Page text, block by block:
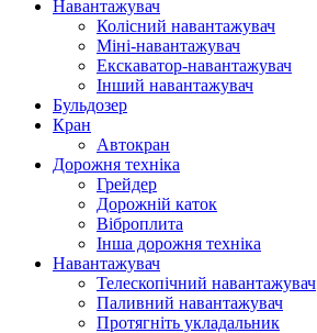
Навантажувач
Колісний навантажувач
Міні-навантажувач
Екскаватор-навантажувач
Інший навантажувач
Бульдозер
Кран
Автокран
Дорожня техніка
Грейдер
Дорожній каток
Віброплита
Інша дорожня техніка
Навантажувач
Телескопічний навантажувач
Паливний навантажувач
Протягніть укладальник